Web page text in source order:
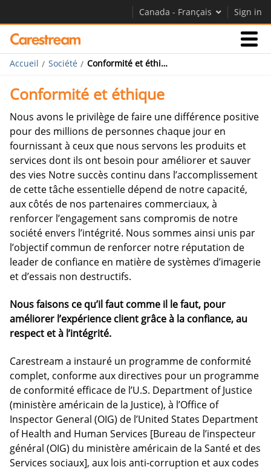
Canada - Français Sign in
Activités
Société
Carrières
Contactez-nous
Accueil Société Conformité et éthique
Conformité et éthique
Nous avons le privilège de faire une différence positive
pour des millions de personnes chaque jour en
fournissant à ceux que nous servons les produits et
services dont ils ont besoin pour améliorer et sauver
des vies Notre succès continu dans l’accomplissement
de cette tâche essentielle dépend de notre capacité,
aux côtés de nos partenaires commerciaux, à
renforcer l’engagement sans compromis de notre
société envers l’intégrité. Nous sommes ainsi unis par
l’objectif commun de renforcer notre réputation de
leader de confiance en matière de systèmes d’imagerie
et d’essais non destructifs.
Nous faisons ce qu’il faut comme il le faut, pour
améliorer l’expérience client grâce à la confiance, au
respect et à l’intégrité.
Carestream a instauré un programme de conformité
complet, conforme aux directives pour un programme
de conformité efficace de l’U.S. Department of Justice
(ministère américain de la Justice), à l’Office of
Inspector General (OIG) de l’United States Department
of Health and Human Services [Bureau de l’inspecteur
général (OIG) du ministère américain de la Santé et des
Services sociaux], aux lois anti-corruption et aux codes